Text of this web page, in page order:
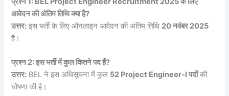
आवेदन की अंतिम तिथि क्या है?
उत्तर: इस भर्ती के लिए ऑनलाइन आवेदन की अंतिम तिथि 20 नवंबर 2025
है।
प्रश्न 2: इस भर्ती में कुल कितने पद हैं?
उत्तर: BEL ने इस अधिसूचना में कुल 52 Project Engineer-I पदोंकी
घोषणा की है।